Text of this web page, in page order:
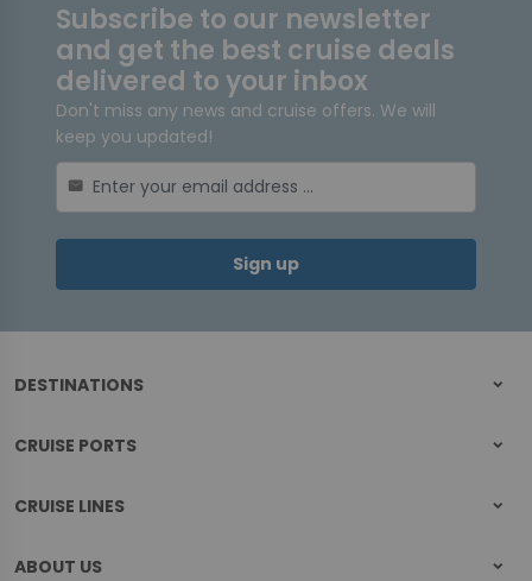
Subscribe to our newsletter
and get the best cruise deals
delivered to your inbox
Don't miss any news and cruise offers. We will
keep you updated!
mail
Sign up
DESTINATIONS
CRUISE PORTS
CRUISE LINES
ABOUT US